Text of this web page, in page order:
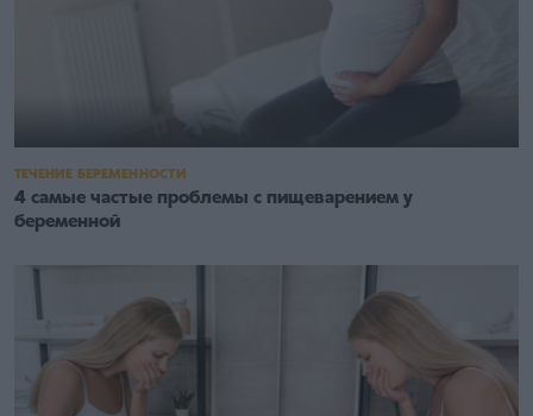
ТЕЧЕНИЕ БЕРЕМЕННОСТИ
4 самые частые проблемы с пищеварением у
беременной